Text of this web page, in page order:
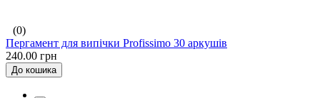
(0)
Пергамент для випічки Profissimo 30 аркушів
240.00 грн
До кошика